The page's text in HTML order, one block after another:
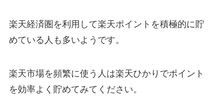
楽天経済圏を利用して楽天ポイントを積極的に貯
めている人も多いようです。
楽天市場を頻繁に使う人は楽天ひかりでポイント
を効率よく貯めてみてください。